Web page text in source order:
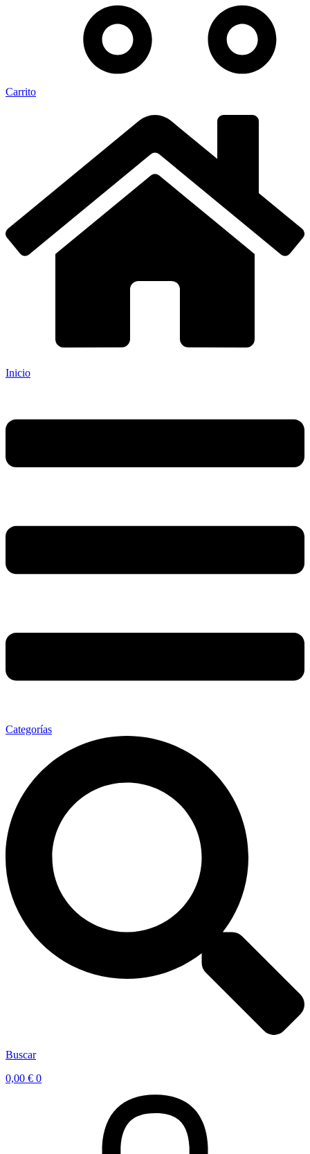
Carrito
Inicio
Categorías
Buscar
0,00 € 0